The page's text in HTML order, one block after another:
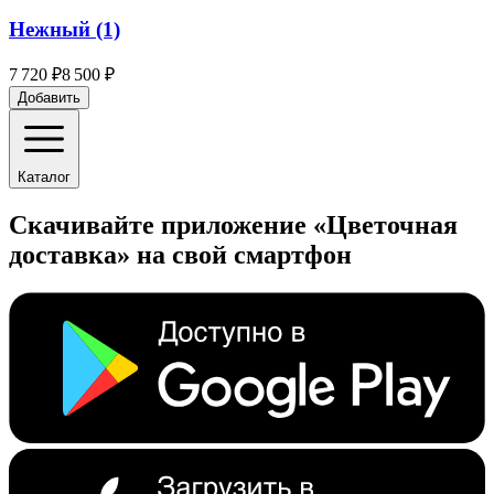
Нежный (1)
7 720 ₽8 500 ₽
Добавить
Каталог
Скачивайте приложение «Цветочная
доставка» на свой смартфон